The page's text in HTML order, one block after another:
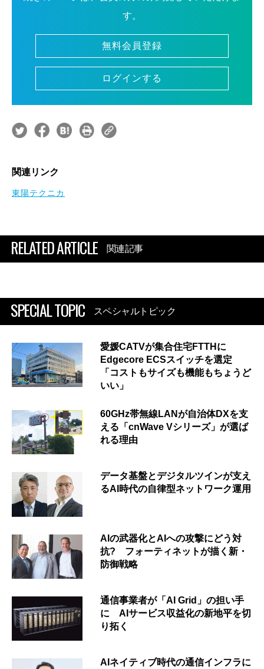
す。
無料会員登録
ログインする
関連リンク
東陽テクニカ
RELATED ARTICLE 関連記事
SPECIAL TOPIC スペシャルトピック
愛媛CATVが集合住宅FTTHに
Edgecore ECSスイッチを選定
「コストもサイズも機能もちょうど
いい」
60GHz帯無線LANが自治体DXを支
える「cnWave Vシリーズ」が選ば
れる理由
データ基盤とデジタルツインが支え
るAI時代の自律型ネットワーク運用
AIの武器化とAIへの攻撃にどう対
抗? フォーティネットが描く新・
防御戦略
通信事業者が「AI Grid」の担い手
に AIサービス収益化の新地平を切
り拓く
AIネイティブ時代の通信インフラに